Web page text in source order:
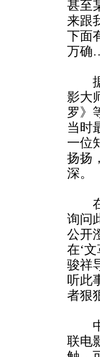
甚至
来跟
下面
万
据
影大
罗》
当时
一位
扬扬
深。
在
询问
公开
在‘
骏祥
听此
者狠
中
联电